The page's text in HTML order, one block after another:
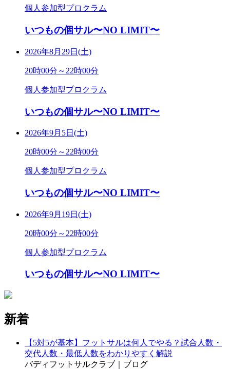
個人参加型プロクラム
いつもの個サル〜NO LIMIT〜
2026年8月29日(土)
20時00分～22時00分
個人参加型プロクラム
いつもの個サル〜NO LIMIT〜
2026年9月5日(土)
20時00分～22時00分
個人参加型プロクラム
いつもの個サル〜NO LIMIT〜
2026年9月19日(土)
20時00分～22時00分
個人参加型プロクラム
いつもの個サル〜NO LIMIT〜
新着
【5対5が基本】フットサルは何人でやる？試合人数・
交代人数・最低人数をわかりやすく解説
バディフットサルクラブ｜ブログ